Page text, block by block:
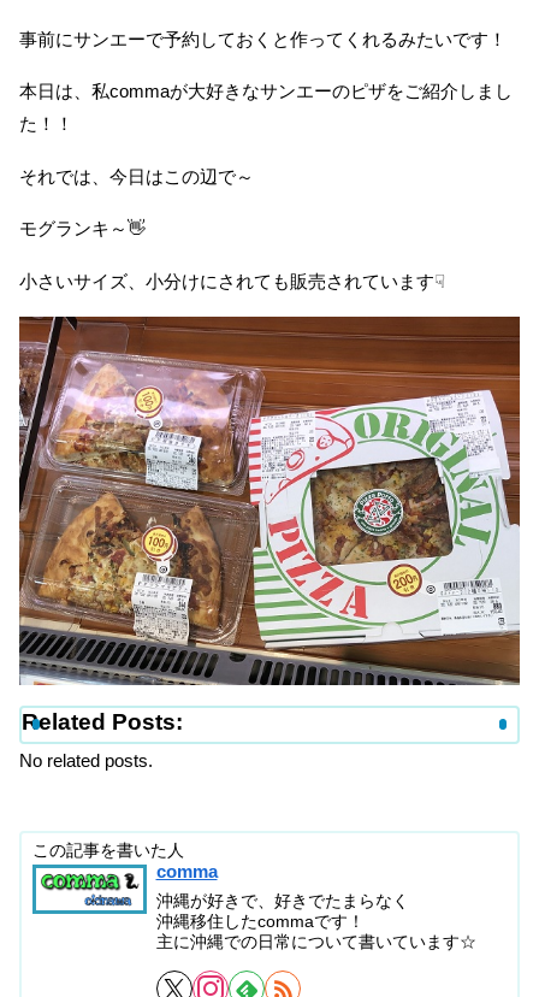
事前にサンエーで予約しておくと作ってくれるみたいです！
本日は、私commaが大好きなサンエーのピザをご紹介しまし
た！！
それでは、今日はこの辺で～
モグランキ～👋
小さいサイズ、小分けにされても販売されています☟
Related Posts:
No related posts.
この記事を書いた人
comma
沖縄が好きで、好きでたまらなく
沖縄移住したcommaです！
主に沖縄での日常について書いています☆